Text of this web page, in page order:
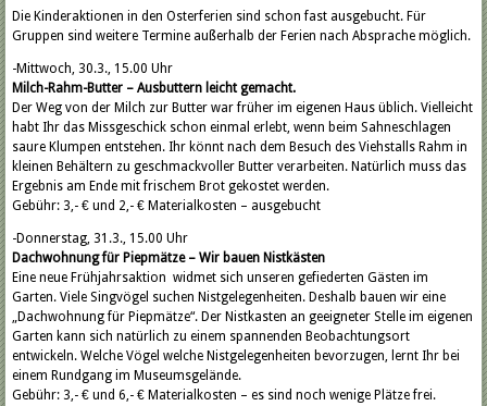
Die Kinderaktionen in den Osterferien sind schon fast ausgebucht. Für
Gruppen sind weitere Termine außerhalb der Ferien nach Absprache möglich.
-Mittwoch, 30.3., 15.00 Uhr
Milch-Rahm-Butter – Ausbuttern leicht gemacht.
Der Weg von der Milch zur Butter war früher im eigenen Haus üblich. Vielleicht
habt Ihr das Missgeschick schon einmal erlebt, wenn beim Sahneschlagen
saure Klumpen entstehen. Ihr könnt nach dem Besuch des Viehstalls Rahm in
kleinen Behältern zu geschmackvoller Butter verarbeiten. Natürlich muss das
Ergebnis am Ende mit frischem Brot gekostet werden.
Gebühr: 3,- € und 2,- € Materialkosten – ausgebucht
-Donnerstag, 31.3., 15.00 Uhr
Dachwohnung für Piepmätze – Wir bauen Nistkästen
Eine neue Frühjahrsaktion widmet sich unseren gefiederten Gästen im
Garten. Viele Singvögel suchen Nistgelegenheiten. Deshalb bauen wir eine
„Dachwohnung für Piepmätze“. Der Nistkasten an geeigneter Stelle im eigenen
Garten kann sich natürlich zu einem spannenden Beobachtungsort
entwickeln. Welche Vögel welche Nistgelegenheiten bevorzugen, lernt Ihr bei
einem Rundgang im Museumsgelände.
Gebühr: 3,- € und 6,- € Materialkosten – es sind noch wenige Plätze frei.